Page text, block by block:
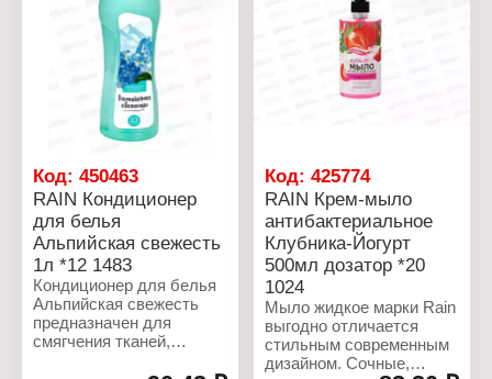
Торговая марка: Rain
Тип товара: Мыло
Вариация:
"Хозяйственное"
Упаковка: ПЭТ
Объем: 5 л
для белья
Название: "Parfum"
антистатический эффект
Тип стирки: ручная/
Код: 450463
RAIN Кондиционер
для белья
Альпийская свежесть
1л *12 1483
Кондиционер для белья
Альпийская свежесть
предназначен для
смягчения тканей,
Код:425774
RAIN Крем-мыло
антибактериальное
Клубника-Йогурт
500мл дозатор *20
1024
Мыло жидкое марки Rain
выгодно отличается
стильным современным
дизайном. Сочные,